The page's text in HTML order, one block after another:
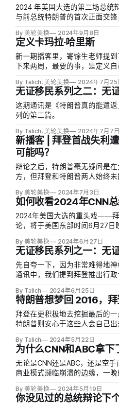
2024 年美国大选的第二场总统
与前总统特朗普的首次正面交
宪法中心举行。届时，辩论将通
全球直播。
By 美轮美换 2024年9月8日
定义卡玛拉·哈里斯
新一期播客里，寄馀生老师提
下来两周，最要的事，是定义自
By Talich, 美轮美换 2024年7月25
无证移民系列之二：无
这期通讯是《特朗普真的能遣
列的第二篇。
By Talich, 美轮美换 2024年7月7日
新播客 | 拜登首战失利
可能吗？
辩论之后，特朗普毫无疑问是
方，但拜登和特朗普两人始终
十几万选民所决定的历史惯性都
许多悬念有待揭晓。
By 美轮美换 2024年7月3日
如何收看2024年CNN
2024年美国大选的重头戏——
论，将于美国东部时间6月27日
By 美轮美换 2024年6月27日
无证移民系列之一：无
先自夸一下，因为非常难得地
通讯中，我们提到拜登推出行
除拜登在接下来的日子里推出一
稳住自己的左翼支持者」。
By Talich 2024年6月25日
特朗普想梦回 2016，
拜登在更积极地去挖掘最后的
特朗普则安心于这些人会自己出
By Talich 2024年5月22日
为什么CNN和ABC拿下
无论是CNN还是ABC，还是空
商业模式濒临崩溃的边缘，一
By 美轮美换 2024年5月19日
你没见过的总统辩论下